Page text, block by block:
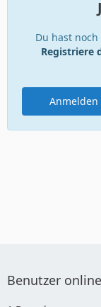
Du hast
Registriere
Anmelden
Benutzer